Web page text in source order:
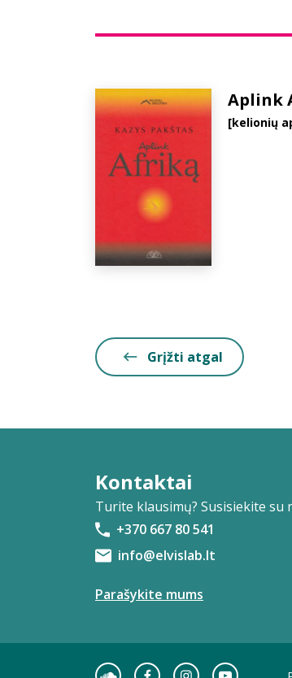
Aplink
[kelionių
Grįžti atgal
Kontaktai
Turite klausimų? Susisiekite su
+370 667 80 541
info@elvislab.lt
Parašykite mums